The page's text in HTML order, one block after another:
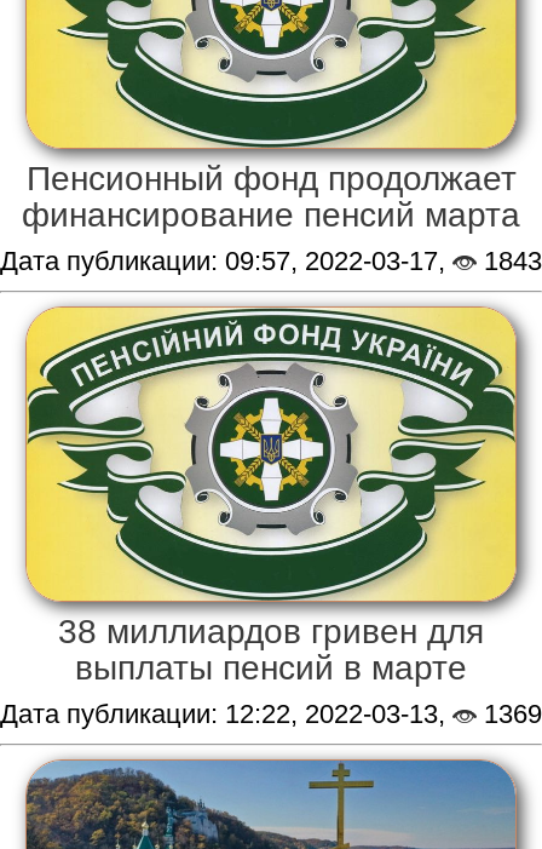
Пенсионный фонд продолжает
финансирование пенсий марта
Дата публикации: 09:57, 2022-03-17, 1843
38 миллиардов гривен для
выплаты пенсий в марте
Дата публикации: 12:22, 2022-03-13, 1369